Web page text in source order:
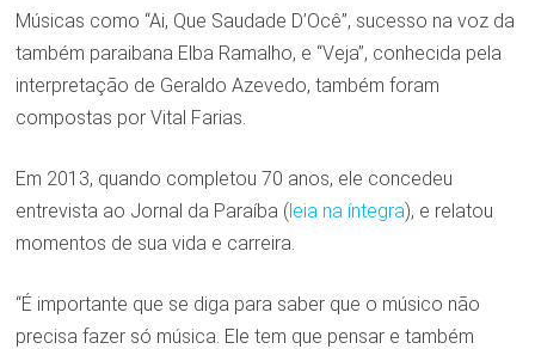
Músicas como “Ai, Que Saudade D’Ocê”, sucesso na voz da
também paraibana Elba Ramalho, e “Veja”, conhecida pela
interpretação de Geraldo Azevedo, também foram
compostas por Vital Farias.
Em 2013, quando completou 70 anos, ele concedeu
entrevista ao Jornal da Paraíba (leia na íntegra), e relatou
momentos de sua vida e carreira.
“É importante que se diga para saber que o músico não
precisa fazer só música. Ele tem que pensar e também